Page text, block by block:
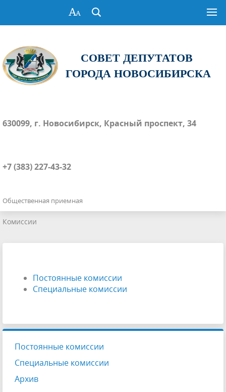
СОВЕТ ДЕПУТАТОВ
ГОРОДА НОВОСИБИРСКА
630099, г. Новосибирск, Красный проспект, 34
+7 (383) 227-43-32
Общественная приемная
Комиссии
Постоянные комиссии
Специальные комиссии
Постоянные комиссии
Специальные комиссии
Архив